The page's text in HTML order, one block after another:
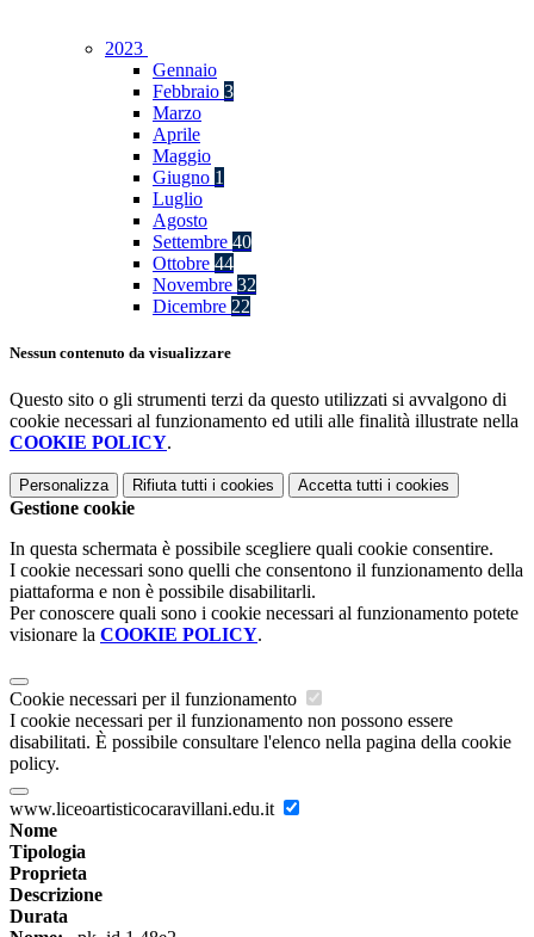
2023
Gennaio
Febbraio 3
Marzo
Aprile
Maggio
Giugno 1
Luglio
Agosto
Settembre 40
Ottobre 44
Novembre 32
Dicembre 22
Nessun contenuto da visualizzare
Questo sito o gli strumenti terzi da questo utilizzati si avvalgono di
cookie necessari al funzionamento ed utili alle finalità illustrate nella
COOKIE POLICY.
Personalizza Rifiuta tutti i cookies Accetta tutti i cookies
Gestione cookie
In questa schermata è possibile scegliere quali cookie consentire.
I cookie necessari sono quelli che consentono il funzionamento della
piattaforma e non è possibile disabilitarli.
Per conoscere quali sono i cookie necessari al funzionamento potete
visionare la COOKIE POLICY.
Cookie necessari per il funzionamento
I cookie necessari per il funzionamento non possono essere
disabilitati. È possibile consultare l'elenco nella pagina della cookie
policy.
www.liceoartisticocaravillani.edu.it
Nome
Tipologia
Proprieta
Descrizione
Durata